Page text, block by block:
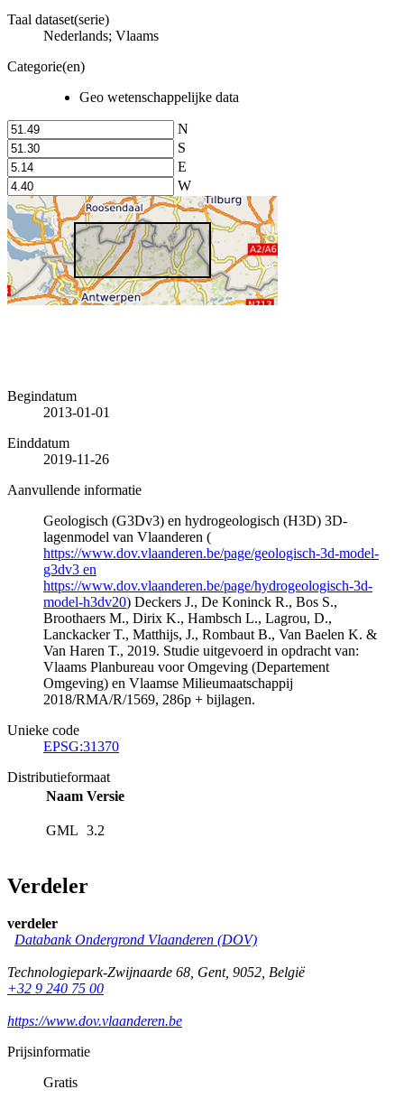
Taal dataset(serie)
Nederlands; Vlaams
Categorie(en)
Geo wetenschappelijke data
N
S
E
W
Begindatum
2013-01-01
Einddatum
2019-11-26
Aanvullende informatie
Geologisch (G3Dv3) en hydrogeologisch (H3D) 3D-
lagenmodel van Vlaanderen (
https://www.dov.vlaanderen.be/page/geologisch-3d-model-
g3dv3 en
https://www.dov.vlaanderen.be/page/hydrogeologisch-3d-
model-h3dv20) Deckers J., De Koninck R., Bos S.,
Broothaers M., Dirix K., Hambsch L., Lagrou, D.,
Lanckacker T., Matthijs, J., Rombaut B., Van Baelen K. &
Van Haren T., 2019. Studie uitgevoerd in opdracht van:
Vlaams Planbureau voor Omgeving (Departement
Omgeving) en Vlaamse Milieumaatschappij
2018/RMA/R/1569, 286p + bijlagen.
Unieke code
EPSG:31370
Distributieformaat
Naam Versie
GML 3.2
Verdeler
verdeler
Databank Ondergrond Vlaanderen (DOV)
Technologiepark-Zwijnaarde 68, Gent, 9052, België
+32 9 240 75 00
https://www.dov.vlaanderen.be
Prijsinformatie
Gratis